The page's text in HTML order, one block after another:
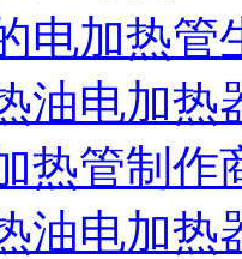
电加热管
油电加热
热管制作
油电加热